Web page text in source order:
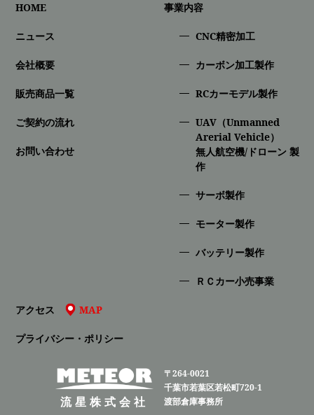
HOME
ニュース
会社概要
販売商品一覧
ご契約の流れ
お問い合わせ
事業内容
CNC精密加⼯
カーボン加工製作
RCカーモデル製作
UAV（Unmanned
Arerial Vehicle）
無人航空機/ドローン 製
作
サーボ製作
モーター製作
バッテリー製作
ＲＣカー小売事業
アクセス MAP
プライバシー・ポリシー
流星株式会社
〒264-0021
千葉市若葉区若松町720-1
渡部倉庫事務所